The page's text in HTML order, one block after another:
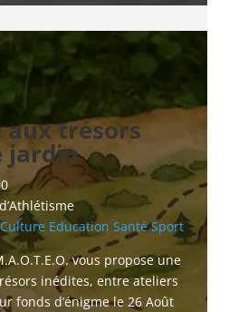
aux trésors
jardin
Culture Education Santé Sport
vous propose une
inédites, entre ateliers
fonds d’énigme le 26 Août